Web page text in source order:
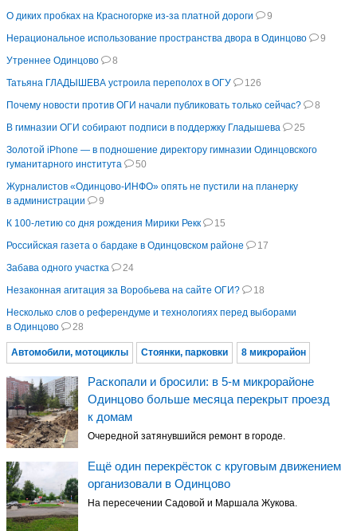
О диких пробках на Красногорке из-за платной дороги
9
Нерациональное использование пространства двора в Одинцово
9
Утреннее Одинцово
8
Татьяна ГЛАДЫШЕВА устроила переполох в ОГУ
126
Почему новости против ОГИ начали публиковать только сейчас?
8
В гимназии ОГИ собирают подписи в поддержку Гладышева
25
Золотой iPhone — в подношение директору гимназии Одинцовского
гуманитарного института
50
Журналистов «Одинцово-ИНФО» опять не пустили на планерку
в администрации
9
К 100-летию со дня рождения Мирики Рекк
15
Российская газета о бардаке в Одинцовском районе
17
Забава одного участка
24
Незаконная агитация за Воробьева на сайте ОГИ?
18
Несколько слов о референдуме и технологиях перед выборами
в Одинцово
28
Автомобили, мотоциклы Стоянки, парковки 8 микрорайон
Раскопали и бросили: в 5-м микрорайоне
Одинцово больше месяца перекрыт проезд
к домам
Очередной затянувшийся ремонт в городе.
Ещё один перекрёсток с круговым движением
организовали в Одинцово
На пересечении Садовой и Маршала Жукова.